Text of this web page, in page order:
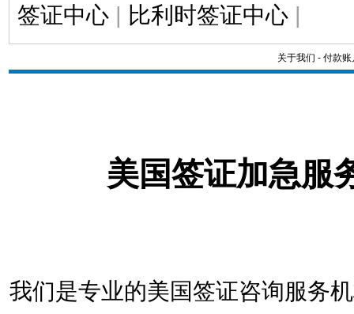
签证中心 | 比利时签证中心 |
关于我们 - 付款账
美国签证加急服
我们是专业的美国签证咨询服务